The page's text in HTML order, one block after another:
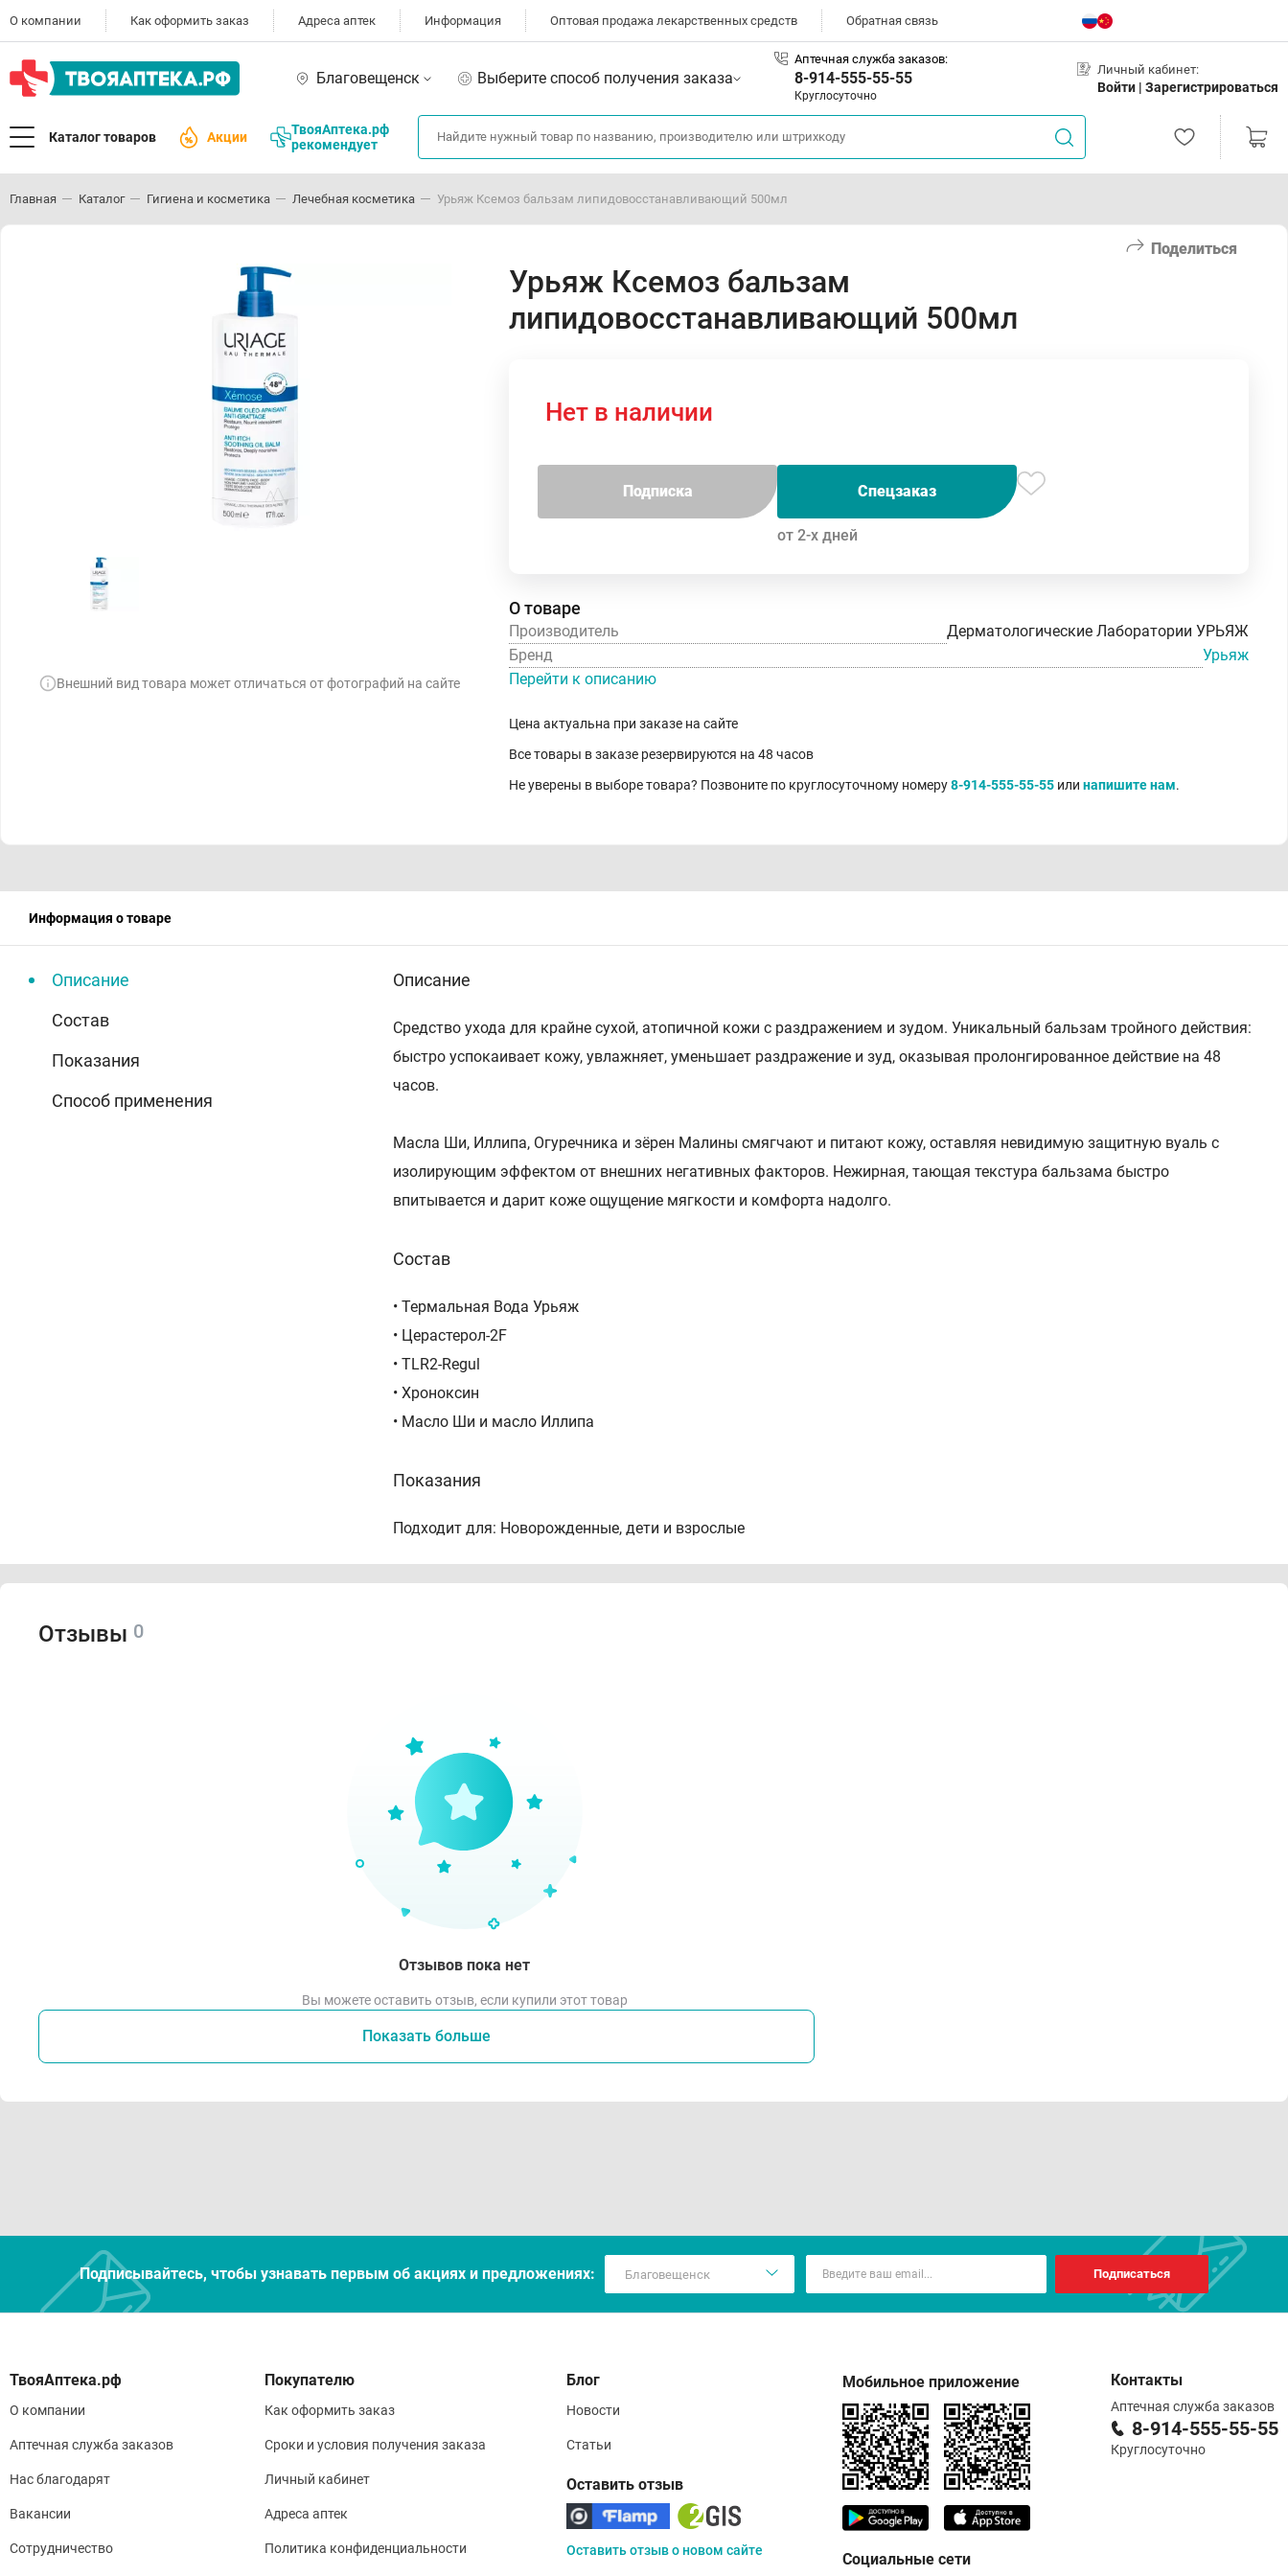
О компании Как оформить заказ Адреса аптек Информация Оптовая продажа лекарственных средств Обратная связь
Благовещенск Выберите способ получения заказа
Аптечная служба заказов:
8-914-555-55-55
Круглосуточно
Личный кабинет:
Войти | Зарегистрироваться
Каталог товаров Акции
ТвояАптека.рф
рекомендует
Главная Каталог Гигиена и косметика Лечебная косметика Урьяж Ксемоз бальзам липидовосстанавливающий 500мл
Поделиться
Внешний вид товара может отличаться от фотографий на сайте
Урьяж Ксемоз бальзам
липидовосстанавливающий 500мл
Нет в наличии
Подписка Спецзаказ
от 2-х дней
О товаре
Производитель
Дерматологические Лаборатории УРЬЯЖ
Бренд
Урьяж
Перейти к описанию
Цена актуальна при заказе на сайте
Все товары в заказе резервируются на 48 часов
Не уверены в выборе товара? Позвоните по круглосуточному номеру8-914-555-55-55 или напишите нам.
Информация о товаре
Описание
Состав
Показания
Способ применения
Описание
Средство ухода для крайне сухой, атопичной кожи с раздражением и зудом. Уникальный бальзам тройного действия:
быстро успокаивает кожу, увлажняет, уменьшает раздражение и зуд, оказывая пролонгированное действие на 48
часов.
Масла Ши, Иллипа, Огуречника и зёрен Малины смягчают и питают кожу, оставляя невидимую защитную вуаль с
изолирующим эффектом от внешних негативных факторов. Нежирная, тающая текстура бальзама быстро
впитывается и дарит коже ощущение мягкости и комфорта надолго.
Состав
• Термальная Вода Урьяж
• Церастерол-2F
• TLR2-Regul
• Хроноксин
• Масло Ши и масло Иллипа
Показания
Подходит для: Новорожденные, дети и взрослые
Тип кожи: Для очень сухой и склонной к атопии кожи
Отзывы 0
Отзывов пока нет
Вы можете оставить отзыв, если купили этот товар
Показать больше
Подписывайтесь, чтобы узнавать первым об акцияx и предложениях: Подписаться
О компании
Аптечная служба заказов
Нас благодарят
Вакансии
Сотрудничество
Покупателю
Как оформить заказ
Сроки и условия получения заказа
Личный кабинет
Адреса аптек
Политика конфиденциальности
Блог
Новости
Статьи
Оставить отзыв
Оставить отзыв о новом сайте
Мобильное приложение
Социальные сети
Контакты
Аптечная служба заказов
8-914-555-55-55
Круглосуточно